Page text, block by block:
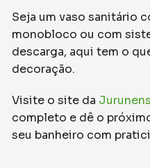
Seja um vaso sanitário
monobloco ou com
descarga, aqui tem o
decoração.
Visite o site da
completo e dê o
seu banheiro com